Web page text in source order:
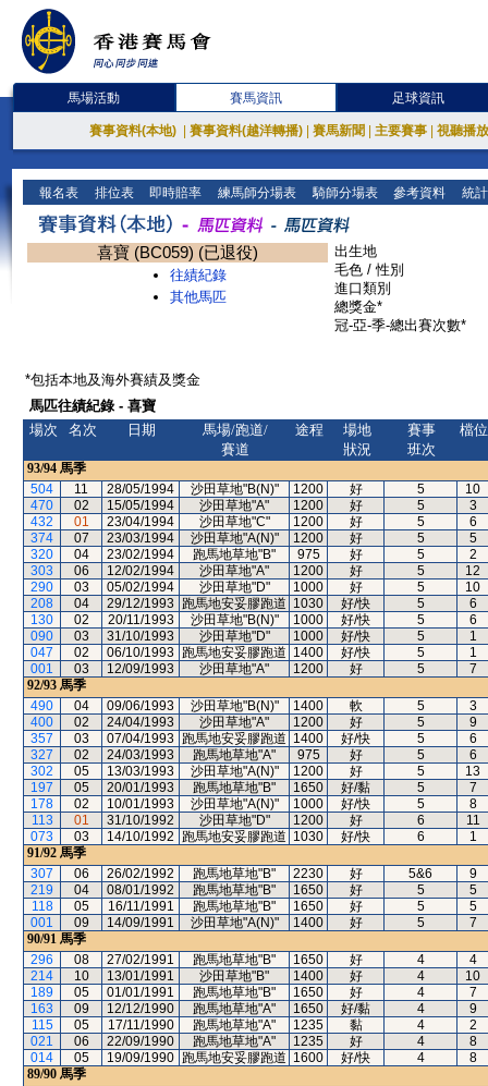
馬場活動 賽馬資訊 足球資訊
賽事資料(本地) 賽事資料(越洋轉播) 賽馬新聞 主要賽事 視聽播
報名表 排位表 即時賠率 練馬師分場表 騎師分場表 參考資料 統
喜寶 (BC059) (已退役)
往績紀錄
其他馬匹
出生地
毛色 / 性別
進口類別
總獎金*
冠-亞-季-總出賽次數*
*包括本地及海外賽績及獎金
馬匹往績紀錄 - 喜寶
場次
名次 日期
馬場/跑道/
賽道
途程
場地
狀況
賽事
班次
檔位
93/94 馬季
504
11 28/05/1994 沙田草地"B(N)" 1200 好 5
10
470
02 15/05/1994 沙田草地"A" 1200 好 5
3
432
01 23/04/1994 沙田草地"C" 1200 好 5
6
374
07 23/03/1994 沙田草地"A(N)" 1200 好 5
5
320
04 23/02/1994 跑馬地草地"B" 975 好 5
2
303
06 12/02/1994 沙田草地"A" 1200 好 5
12
290
03 05/02/1994 沙田草地"D" 1000 好 5
10
208
04 29/12/1993 跑馬地安妥膠跑道 1030 好/快 5
6
130
02 20/11/1993 沙田草地"B(N)" 1000 好/快 5
6
090
03 31/10/1993 沙田草地"D" 1000 好/快 5
1
047
02 06/10/1993 跑馬地安妥膠跑道 1400 好/快 5
1
001
03 12/09/1993 沙田草地"A" 1200 好 5
7
92/93 馬季
490
04 09/06/1993 沙田草地"B(N)" 1400 軟 5
3
400
02 24/04/1993 沙田草地"A" 1200 好 5
9
357
03 07/04/1993 跑馬地安妥膠跑道 1400 好/快 5
6
327
02 24/03/1993 跑馬地草地"A" 975 好 5
6
302
05 13/03/1993 沙田草地"A(N)" 1200 好 5
13
197
05 20/01/1993 跑馬地草地"B" 1650 好/黏 5
7
178
02 10/01/1993 沙田草地"A(N)" 1000 好/快 5
8
113
01 31/10/1992 沙田草地"D" 1200 好 6
11
073
03 14/10/1992 跑馬地安妥膠跑道 1030 好/快 6
1
91/92 馬季
307
06 26/02/1992 跑馬地草地"B" 2230 好 5&6
9
219
04 08/01/1992 跑馬地草地"B" 1650 好 5
5
118
05 16/11/1991 跑馬地草地"B" 1650 好 5
5
001
09 14/09/1991 沙田草地"A(N)" 1400 好 5
7
90/91 馬季
296
08 27/02/1991 跑馬地草地"B" 1650 好 4
4
214
10 13/01/1991 沙田草地"B" 1400 好 4
10
189
05 01/01/1991 跑馬地草地"B" 1650 好 4
7
163
09 12/12/1990 跑馬地草地"A" 1650 好/黏 4
9
115
05 17/11/1990 跑馬地草地"A" 1235 黏 4
2
021
06 22/09/1990 跑馬地草地"A" 1235 好 4
8
014
05 19/09/1990 跑馬地安妥膠跑道 1600 好/快 4
8
89/90 馬季